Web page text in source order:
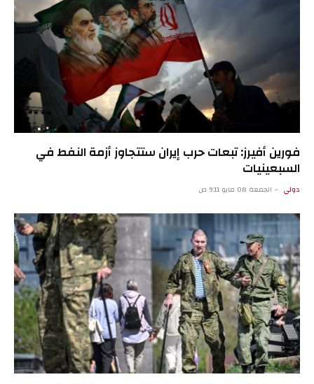
فورين أفيرز: تبعات حرب إيران ستتجاوز أزمة النفط في
السبعينيات
دولي الجمعة 08 مايو 9:11 ص